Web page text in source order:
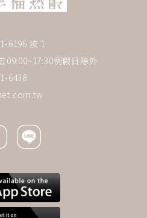
6196 按 1
09:00~17:30例假日除外
6438
icon
Line icon